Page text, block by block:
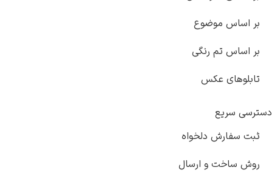
بر اساس موضوع
بر اساس تم رنگی
تابلوهای عکس
دسترسی سریع
ثبت سفارش دلخواه
روش ساخت و ارسال